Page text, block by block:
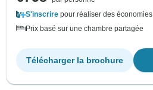
S'inscrire pour réaliser des économies
Prix basé sur une chambre partagée
Télécharger la brochure